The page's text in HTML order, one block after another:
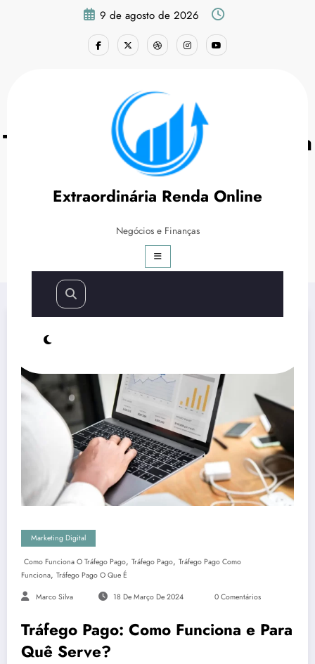
9 de agosto de 2026
Extraordinária Renda Online
Negócios e Finanças
Tráfego Pago: Como Funciona
e Para Quê Serve?
Página inicial
Marketing Digital
Tráfego Pago: Como Funciona e Para Quê Serve?
Marketing Digital
Como Funciona O Tráfego Pago, Tráfego Pago, Tráfego Pago Como
Funciona, Tráfego Pago O Que É
Marco Silva 18 De Março De 2024 0 Comentários
Tráfego Pago: Como Funciona e Para
Quê Serve?